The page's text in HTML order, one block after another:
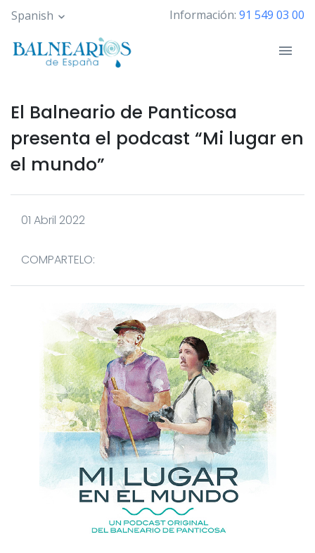
Pasar
contenido
principal
Spanish Información: 91 549 03 00
El Balneario de Panticosa
presenta el podcast “Mi lugar en
el mundo”
01 Abril 2022
COMPARTELO: